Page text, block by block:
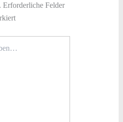
Erforderliche Felder